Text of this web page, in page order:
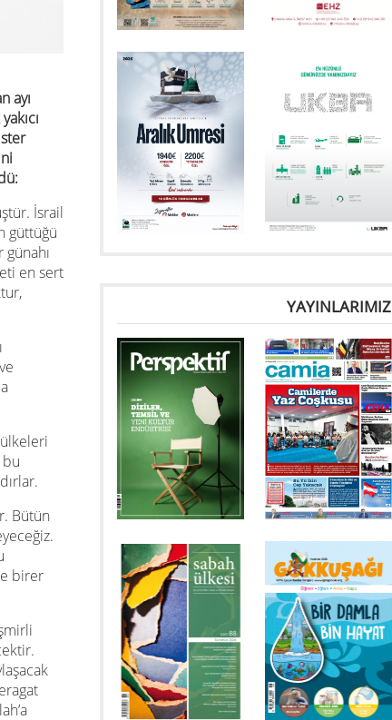
ayı
İsrail
güttüğü
en sert
bu
Bütün
birer
YAYINLARIMIZ